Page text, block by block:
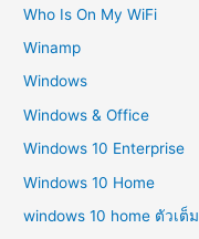
Who Is On My WiFi
Winamp
Windows
Windows & Office
Windows 10 Enterprise
Windows 10 Home
windows 10 home ตัวเต็ม